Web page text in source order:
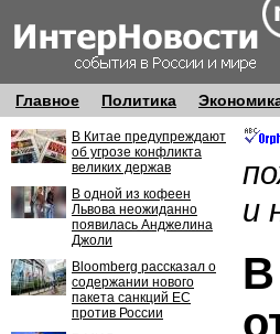
Главное Политика
В Китае предупреждают
об угрозе конфликта
великих держав
В одной из кофеен
Львова неожиданно
появилась Анджелина
Джоли
Bloomberg рассказал о
содержании нового
пакета санкций ЕС
против России
и